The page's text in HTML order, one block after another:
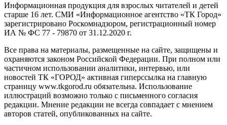
Информационная продукция для взрослых читателей и детей
старше 16 лет. СМИ «Информационное агентство «ТК Город»
зарегистрировано Роскомнадзором, регистрационный номер
ИА № ФС 77 - 79870 от 31.12.2020 г.
Все права на материалы, размещенные на сайте, защищены и
охраняются законом Российской Федерации. При полном или
частичном использовании аналитики, интервью, или
новостей ТК «ГОРОД» активная гиперссылка на главную
страницу www.tkgorod.ru обязательна. Использование
иллюстраций возможно только с письменного согласия
редакции. Мнение редакции не всегда совпадает с мнением
авторов статей, опубликованных на сайте.